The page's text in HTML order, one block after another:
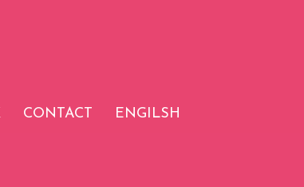
CONTACT ENGILSH